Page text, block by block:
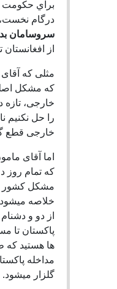
براي حكومت
درگام نخست،
سروسامان
از افغانستان
مثلی که
که مشکل
خارجی،
را حل نکنیم
خارجی قطع
اما آقای
که تمام روز
مشکل کشور
خلاصه
از دو و
پاکستان تا
ها هستید که
مداخله
گلزار میشود.